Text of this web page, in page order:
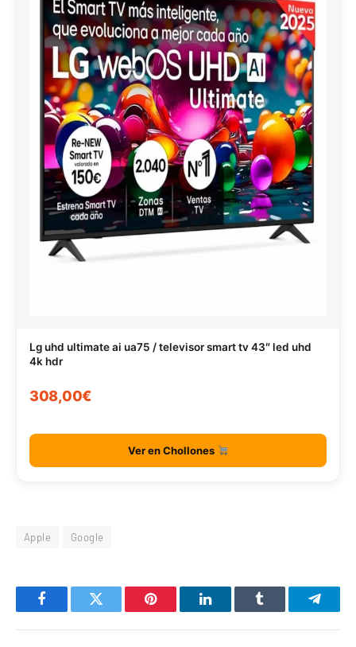
Lg uhd ultimate ai ua75 / televisor smart tv 43″ led uhd
4k hdr
308,00€
Ver en Chollones
Apple Google
FacebookTwitter Pinterest LinkedInTumblr